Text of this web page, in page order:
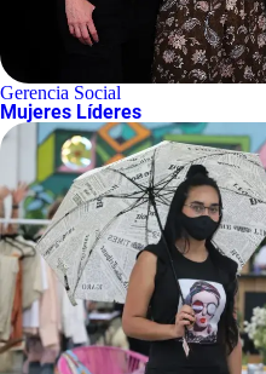
Gerencia Social
Mujeres Líderes